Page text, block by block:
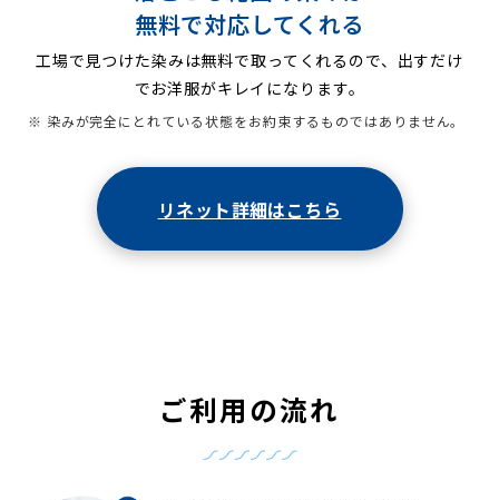
無料で対応してくれる
工場で見つけた染みは無料で取ってくれるので、出すだけ
でお洋服がキレイになります。
※ 染みが完全にとれている状態をお約束するものではありません。
リネット詳細はこちら
ご利用の流れ